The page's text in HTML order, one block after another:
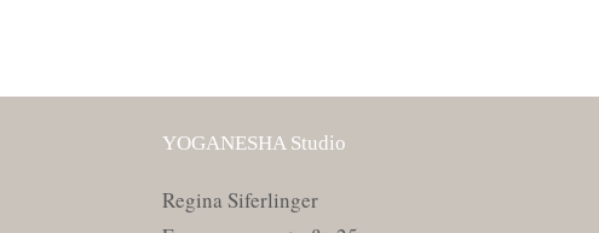
YOGANESHA Studio
Regina Siferlinger